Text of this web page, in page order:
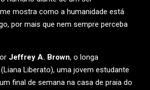
mostra como a humanidade está
por mais que nem sempre perceba
Jeffrey A. Brown, o longa
(Liana Liberato), uma jovem estudante
final de semana na casa de praia do